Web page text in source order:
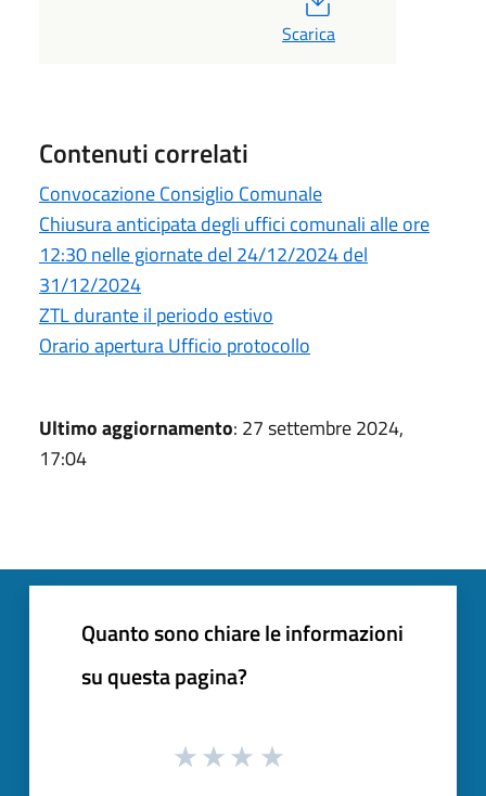
Scarica
Contenuti correlati
Convocazione Consiglio Comunale
Chiusura anticipata degli uffici comunali alle ore
12:30 nelle giornate del 24/12/2024 del
31/12/2024
ZTL durante il periodo estivo
Orario apertura Ufficio protocollo
Ultimo aggiornamento: 27 settembre 2024,
17:04
Quanto sono chiare le informazioni
su questa pagina?